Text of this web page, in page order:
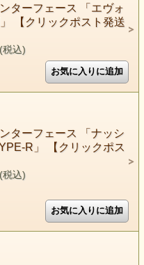
ターフェース 「エヴォ
【クリックポスト発送
税込)
ターフェース 「ナッシ
R」 【クリックポス
税込)